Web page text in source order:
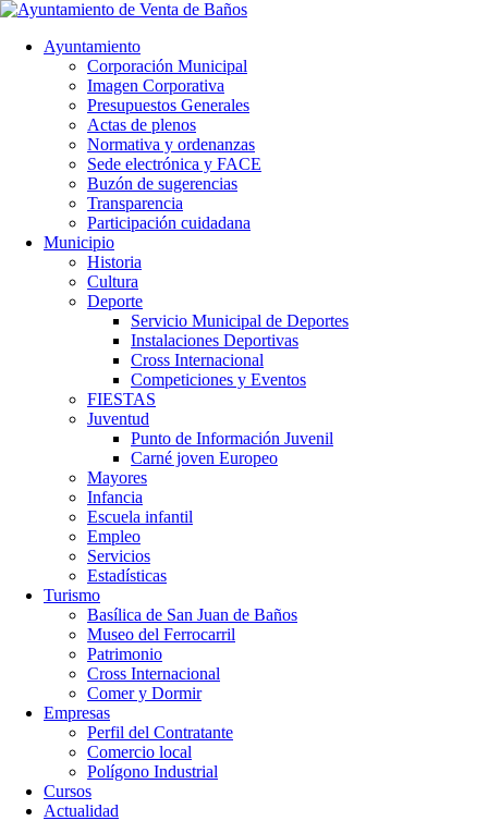
Ayuntamiento
Corporación Municipal
Imagen Corporativa
Presupuestos Generales
Actas de plenos
Normativa y ordenanzas
Sede electrónica y FACE
Buzón de sugerencias
Transparencia
Participación cuidadana
Municipio
Historia
Cultura
Deporte
Servicio Municipal de Deportes
Instalaciones Deportivas
Cross Internacional
Competiciones y Eventos
FIESTAS
Juventud
Punto de Información Juvenil
Carné joven Europeo
Mayores
Infancia
Escuela infantil
Empleo
Servicios
Estadísticas
Turismo
Basílica de San Juan de Baños
Museo del Ferrocarril
Patrimonio
Cross Internacional
Comer y Dormir
Empresas
Perfil del Contratante
Comercio local
Polígono Industrial
Cursos
Actualidad